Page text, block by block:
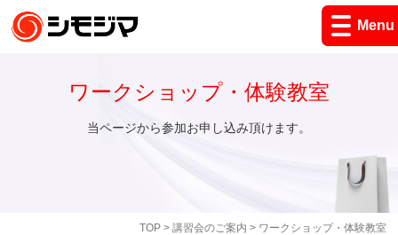
Menu
TOP> 講習会のご案内 > ワークショップ・体験教室
ワークショップ・体験教室
当ページから参加お申し込み頂けます。